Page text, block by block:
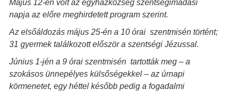
Május 12-én volt az egyházközség szentségimádási
napja az előre meghirdetett program szerint.
Az elsőáldozás május 25-én a 10 órai szentmisén történt;
31 gyermek találkozott először a szentségi Jézussal.
Június 1-jén a 9 órai szentmisén tartották meg – a
szokásos ünnepélyes külsőségekkel – az úrnapi
körmenetet, egy héttel később pedig a fogadalmi